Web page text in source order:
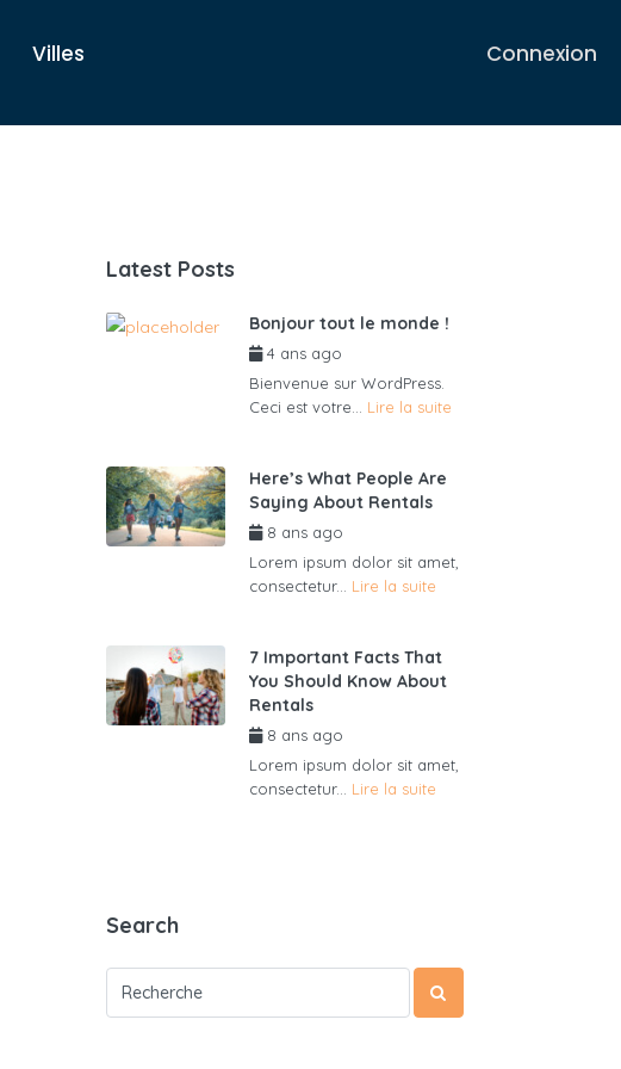
Villes Connexion
Latest Posts
Bonjour tout le monde !
4 ans ago
Bienvenue sur WordPress.
Ceci est votre... Lire la suite
Here’s What People Are
Saying About Rentals
8 ans ago
Lorem ipsum dolor sit amet,
consectetur... Lire la suite
7 Important Facts That
You Should Know About
Rentals
8 ans ago
Lorem ipsum dolor sit amet,
consectetur... Lire la suite
Search